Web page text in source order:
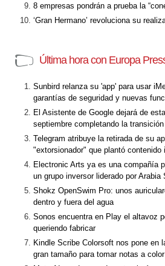
8 empresas pondrán a prueba la
‘Gran Hermano’ revoluciona su
Última hora con Europa
Sunbird relanza su 'app' para usar
garantías de seguridad y nuevas
El Asistente de Google dejará de
septiembre completando la
Telegram atribuye la retirada de su
"extorsionador" que plantó contenido
Electronic Arts ya es una compañía
un grupo inversor liderado por Arabia
Shokz OpenSwim Pro: unos
dentro y fuera del agua
Sonos encuentra en Play el altavoz
queriendo fabricar
Kindle Scribe Colorsoft nos pone en
gran tamaño para tomar notas a color